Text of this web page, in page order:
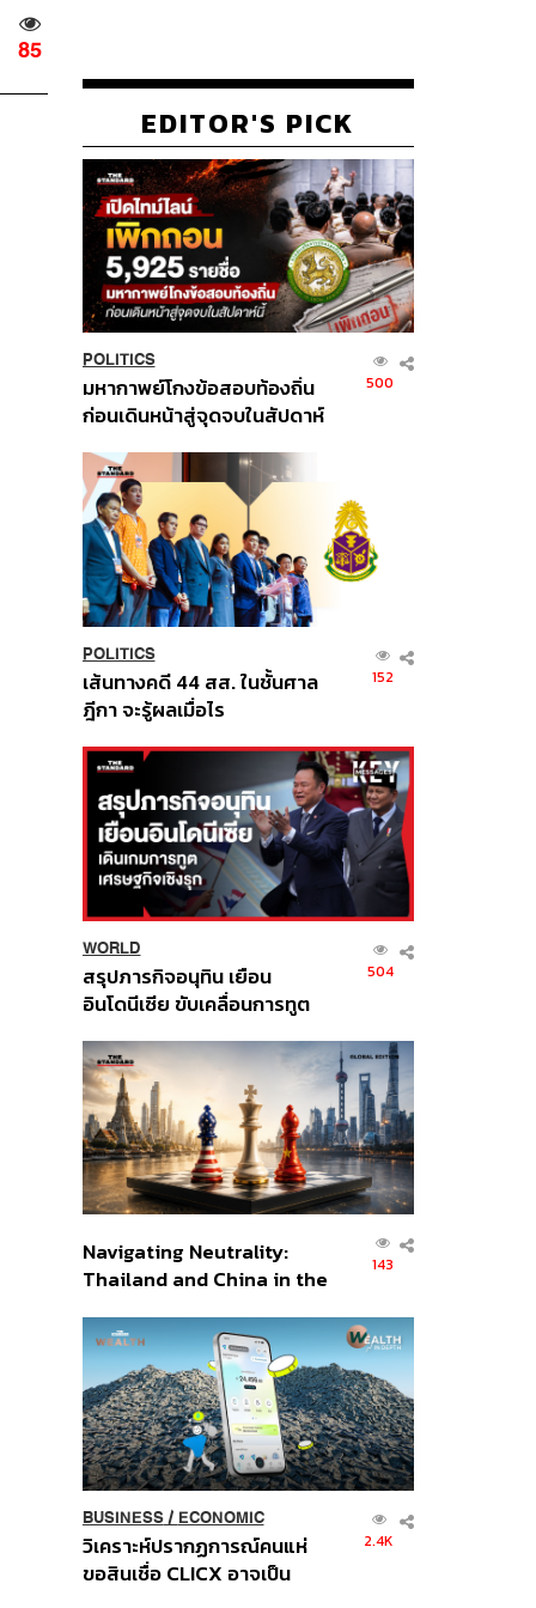
85
EDITOR'S PICK
POLITICS
มหากาพย์โกงข้อสอบท้องถิ่น
ก่อนเดินหน้าสู่จุดจบในสัปดาห์
500
POLITICS
เส้นทางคดี 44 สส. ในชั้นศาล
ฎีกา จะรู้ผลเมื่อไร
152
WORLD
สรุปภารกิจอนุทิน เยือน
อินโดนีเซีย ขับเคลื่อนการทูต
ส่วนยุทธศาสตร์ไทย –
อินโดนีเซีย
504
Navigating Neutrality:
Thailand and China in the
Order
143
BUSINESS/ ECONOMIC
วิเคราะห์ปรากฏการณ์คนแห่
ขอสินเชื่อ CLICX อาจเป็น
2.4K